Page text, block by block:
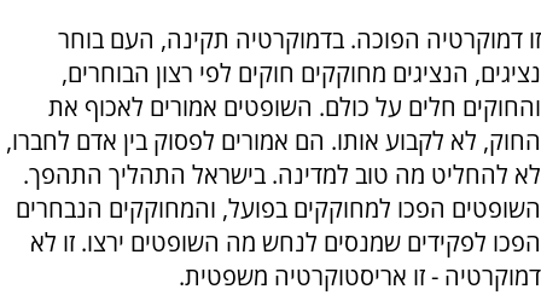
זו דמוקרטיה הפוכה. בדמוקרטיה תקינה, העם בוחר
נציגים, הנציגים מחוקקים חוקים לפי רצון הבוחרים,
והחוקים חלים על כולם. השופטים אמורים לאכוף את
החוק, לא לקבוע אותו. הם אמורים לפסוק בין אדם לחברו,
לא להחליט מה טוב למדינה. בישראל התהליך התהפך.
השופטים הפכו למחוקקים בפועל, והמחוקקים הנבחרים
הפכו לפקידים שמנסים לנחש מה השופטים ירצו. זו לא
דמוקרטיה - זו אריסטוקרטיה משפטית.